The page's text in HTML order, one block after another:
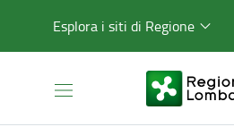
Esplora i siti di Regione